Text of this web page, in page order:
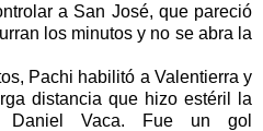
a San José, que pareció
los minutos y no se abra la
Pachi habilitó a Valentierra y
distancia que hizo estéril la
Daniel Vaca. Fue un gol